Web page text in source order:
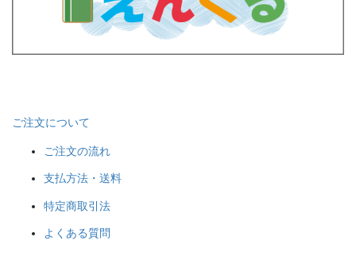
ご注文について
ご注文の流れ
支払方法・送料
特定商取引法
よくある質問